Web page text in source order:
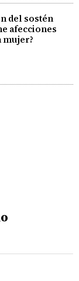
del sostén
afecciones
mujer?